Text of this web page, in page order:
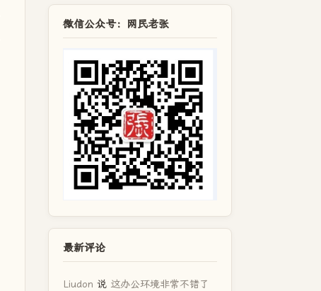
微信公众号：网民老张
最新评论
Liudon 说 这办公环境非常不错了